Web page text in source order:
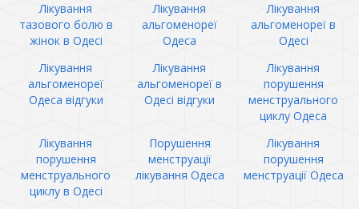
Лікування
тазового болю в
жінок в Одесі
Лікування
альгоменореї
Одеса
Лікування
альгоменореї в
Одесі
Лікування
альгоменореї
Одеса відгуки
Лікування
альгоменореї в
Одесі відгуки
Лікування
порушення
менструального
циклу Одеса
Лікування
порушення
менструального
циклу в Одесі
Порушення
менструації
лікування Одеса
Лікування
порушення
менструації Одеса